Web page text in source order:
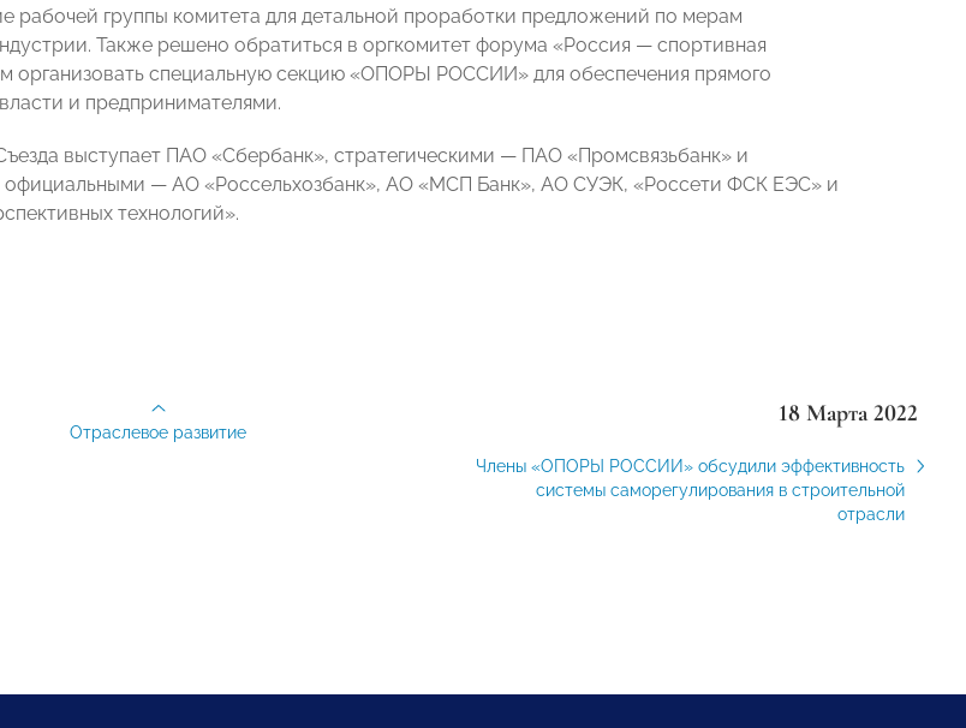
рабочей группы комитета для детальной проработки предложений по мерам
Также решено обратиться в оргкомитет форума «Россия — спортивная
организовать специальную секцию «ОПОРЫ РОССИИ» для обеспечения прямого
и предпринимателями.
выступает ПАО «Сбербанк», стратегическими — ПАО «Промсвязьбанк» и
официальными — АО «Россельхозбанк», АО «МСП Банк», АО СУЭК, «Россети ФСК ЕЭС» и
технологий».
18 Марта 2022
Члены «ОПОРЫ РОССИИ» обсудили эффективность
системы саморегулирования в строительной
отрасли
Отраслевое развитие